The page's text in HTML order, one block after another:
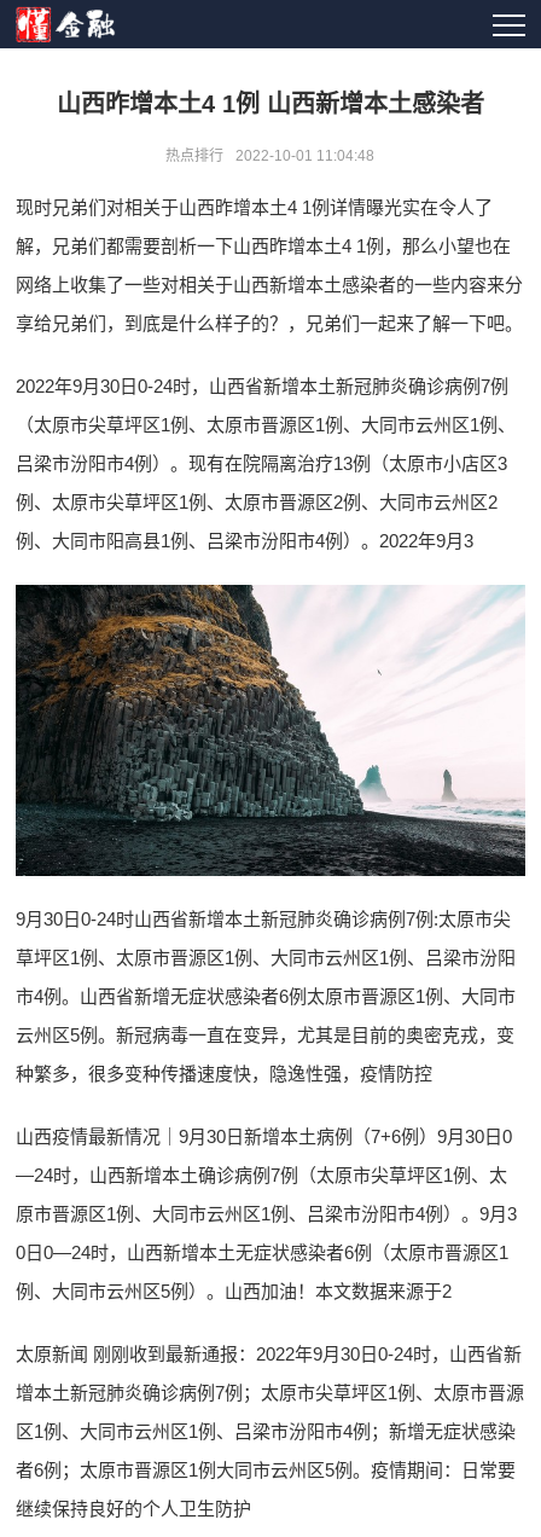
山西昨增本土4 1例 山西新增本土感染者
热点排行 2022-10-01 11:04:48
现时兄弟们对相关于山西昨增本土4 1例详情曝光实在令人了
解，兄弟们都需要剖析一下山西昨增本土4 1例，那么小望也在
网络上收集了一些对相关于山西新增本土感染者的一些内容来分
享给兄弟们，到底是什么样子的？，兄弟们一起来了解一下吧。
2022年9月30日0-24时，山西省新增本土新冠肺炎确诊病例7例
（太原市尖草坪区1例、太原市晋源区1例、大同市云州区1例、
吕梁市汾阳市4例）。现有在院隔离治疗13例（太原市小店区3
例、太原市尖草坪区1例、太原市晋源区2例、大同市云州区2
例、大同市阳高县1例、吕梁市汾阳市4例）。2022年9月3
9月30日0-24时山西省新增本土新冠肺炎确诊病例7例:太原市尖
草坪区1例、太原市晋源区1例、大同市云州区1例、吕梁市汾阳
市4例。山西省新增无症状感染者6例太原市晋源区1例、大同市
云州区5例。新冠病毒一直在变异，尤其是目前的奥密克戎，变
种繁多，很多变种传播速度快，隐逸性强，疫情防控
山西疫情最新情况｜9月30日新增本土病例（7+6例）9月30日0
—24时，山西新增本土确诊病例7例（太原市尖草坪区1例、太
原市晋源区1例、大同市云州区1例、吕梁市汾阳市4例）。9月3
0日0—24时，山西新增本土无症状感染者6例（太原市晋源区1
例、大同市云州区5例）。山西加油！本文数据来源于2
太原新闻 刚刚收到最新通报：2022年9月30日0-24时，山西省新
增本土新冠肺炎确诊病例7例；太原市尖草坪区1例、太原市晋源
区1例、大同市云州区1例、吕梁市汾阳市4例；新增无症状感染
者6例；太原市晋源区1例大同市云州区5例。疫情期间：日常要
继续保持良好的个人卫生防护